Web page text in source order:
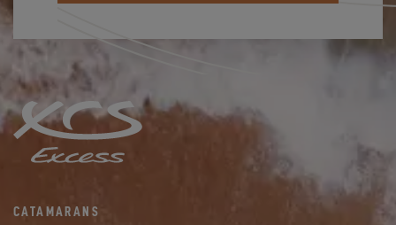
CATAMARANS